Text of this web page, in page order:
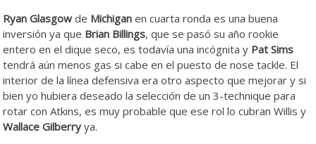
Ryan Glasgow de Michigan en cuarta ronda es una buena
inversión ya que Brian Billings, que se pasó su año rookie
entero en el dique seco, es todavía una incógnita y Pat Sims
tendrá aún menos gas si cabe en el puesto de nose tackle. El
interior de la línea defensiva era otro aspecto que mejorar y si
bien yo hubiera deseado la selección de un 3-technique para
rotar con Atkins, es muy probable que ese rol lo cubran Willis y
Wallace Gilberry ya.